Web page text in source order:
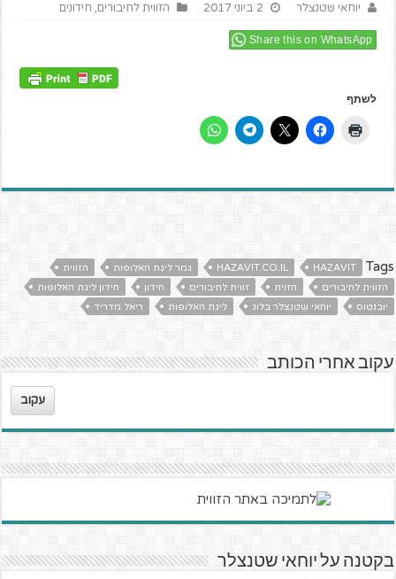
יוחאי שטנצלר 2 ביוני 2017 הזווית לחיבורים, חידונים
Share this on WhatsApp
לשתף
Tags
HAZAVIT
HAZAVIT.CO.IL גמר ליגת האלופות
הזווית
הזווית לחיבורים
הזוית זווית לחיבורים חידון
חידון ליגת האלופות
יובנטוס
יוחאי שטנצלר בלוג ליגת האלופות ריאל מדריד
עקוב אחרי הכותב
עקוב
בקטנה על יוחאי שטנצלר